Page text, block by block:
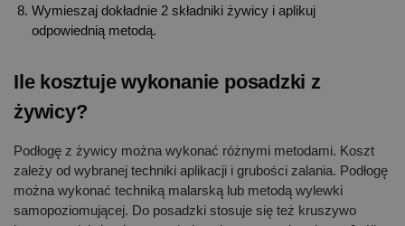
Wymieszaj dokładnie 2 składniki żywicy i aplikuj
odpowiednią metodą.
Ile kosztuje wykonanie posadzki z
żywicy?
Podłogę z żywicy można wykonać różnymi metodami. Koszt
zależy od wybranej techniki aplikacji i grubości zalania. Podłogę
można wykonać techniką malarską lub metodą wylewki
samopoziomującej. Do posadzki stosuje się też kruszywo